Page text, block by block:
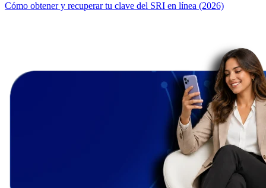
Cómo obtener y recuperar tu clave del SRI en línea (2026)